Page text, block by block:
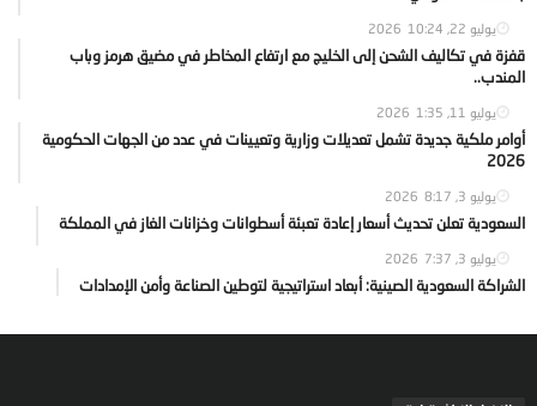
يوليو 22, 2026 10:24
قفزة في تكاليف الشحن إلى الخليج مع ارتفاع المخاطر في مضيق هرمز وباب
المندب..
يوليو 11, 2026 1:35
أوامر ملكية جديدة تشمل تعديلات وزارية وتعيينات في عدد من الجهات الحكومية
2026
يوليو 3, 2026 8:17
السعودية تعلن تحديث أسعار إعادة تعبئة أسطوانات وخزانات الغاز في المملكة
يوليو 3, 2026 7:37
الشراكة السعودية الصينية: أبعاد استراتيجية لتوطين الصناعة وأمن الإمدادات